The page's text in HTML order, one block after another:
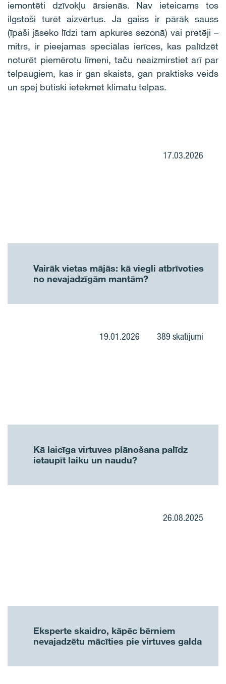
iemontēti dzīvokļu ārsienās. Nav ieteicams tos
ilgstoši turēt aizvērtus. Ja gaiss ir pārāk sauss
(īpaši jāseko līdzi tam apkures sezonā) vai pretēji –
mitrs, ir pieejamas speciālas ierīces, kas palīdzēt
noturēt piemērotu līmeni, taču neaizmirstiet arī par
telpaugiem, kas ir gan skaists, gan praktisks veids
un spēj būtiski ietekmēt klimatu telpās.
17.03.2026
Vairāk vietas mājās: kā viegli atbrīvoties
no nevajadzīgām mantām?
19.01.2026 389 skatījumi
Kā laicīga virtuves plānošana palīdz
ietaupīt laiku un naudu?
26.08.2025
Eksperte skaidro, kāpēc bērniem
nevajadzētu mācīties pie virtuves galda